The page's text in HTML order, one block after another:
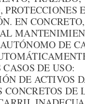
E
EN
DE
DE USO:
DE ACTIVOS
CONCRETOS DE